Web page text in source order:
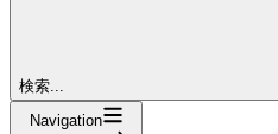
検索...
Navigation